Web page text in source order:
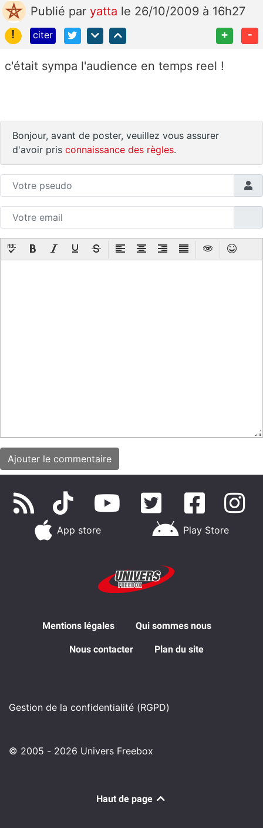
Publié par yatta le 26/10/2009 à 16h27
!
citer + -
c'était sympa l'audience en temps reel !
Bonjour, avant de poster, veuillez vous assurer
d'avoir pris connaissance des règles.
App store Play Store
Mentions légales Qui sommes nous
Nous contacter Plan du site
Gestion de la confidentialité (RGPD)
© 2005 - 2026 Univers Freebox
Haut de page